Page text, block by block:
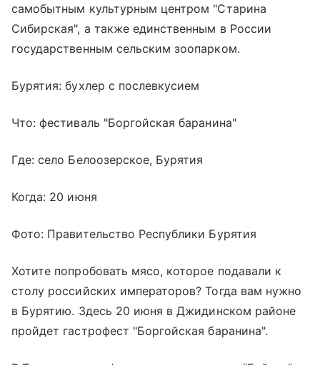
самобытным культурным центром "Старина
Сибирская", а также единственным в России
государственным сельским зоопарком.
Бурятия: бухлер с послевкусием
Что: фестиваль "Боргойская баранина"
Где: село Белоозерское, Бурятия
Когда: 20 июня
Фото: Правительство Республики Бурятия
Хотите попробовать мясо, которое подавали к
столу российских императоров? Тогда вам нужно
в Бурятию. Здесь 20 июня в Джидинском районе
пройдет гастрофест "Боргойская баранина".